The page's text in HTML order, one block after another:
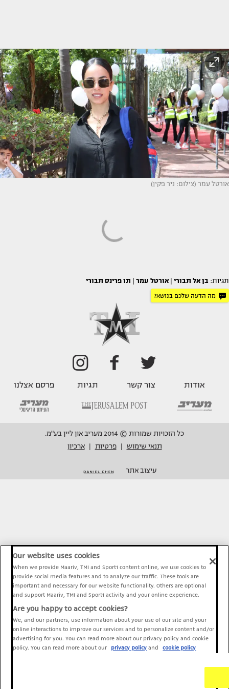
אורטל עמר (צילום: ניר פקין)
תגיות: בן אל תבורי אורטל עמר תו פרינס תבורי
מה הדעה שלכם בנושא?
אודות צור קשר תגיות פרסם אצלנו
כל הזכויות שמורות © 2014 מעריב און ליין בע"מ.
תנאי שימוש
פרטיות ארכיון
עיצוב אתר
Our website uses cookies
When we provide Maariv, TMI and Sport1 content online, we use cookies to
provide social media features and to analyze our traffic. These tools are
important and necessary for our website functionality. Others are optional
and support Maariv, TMI and Sport1 activity and your online experience.
Are you happy to accept cookies?
We, and our partners, use information about your use of our site and your
online interactions to improve our services and to personalize content and/or
advertising for you. You can read more about our privacy policy and cookie
policy. You can read more about our
privacy policy and cookie policy